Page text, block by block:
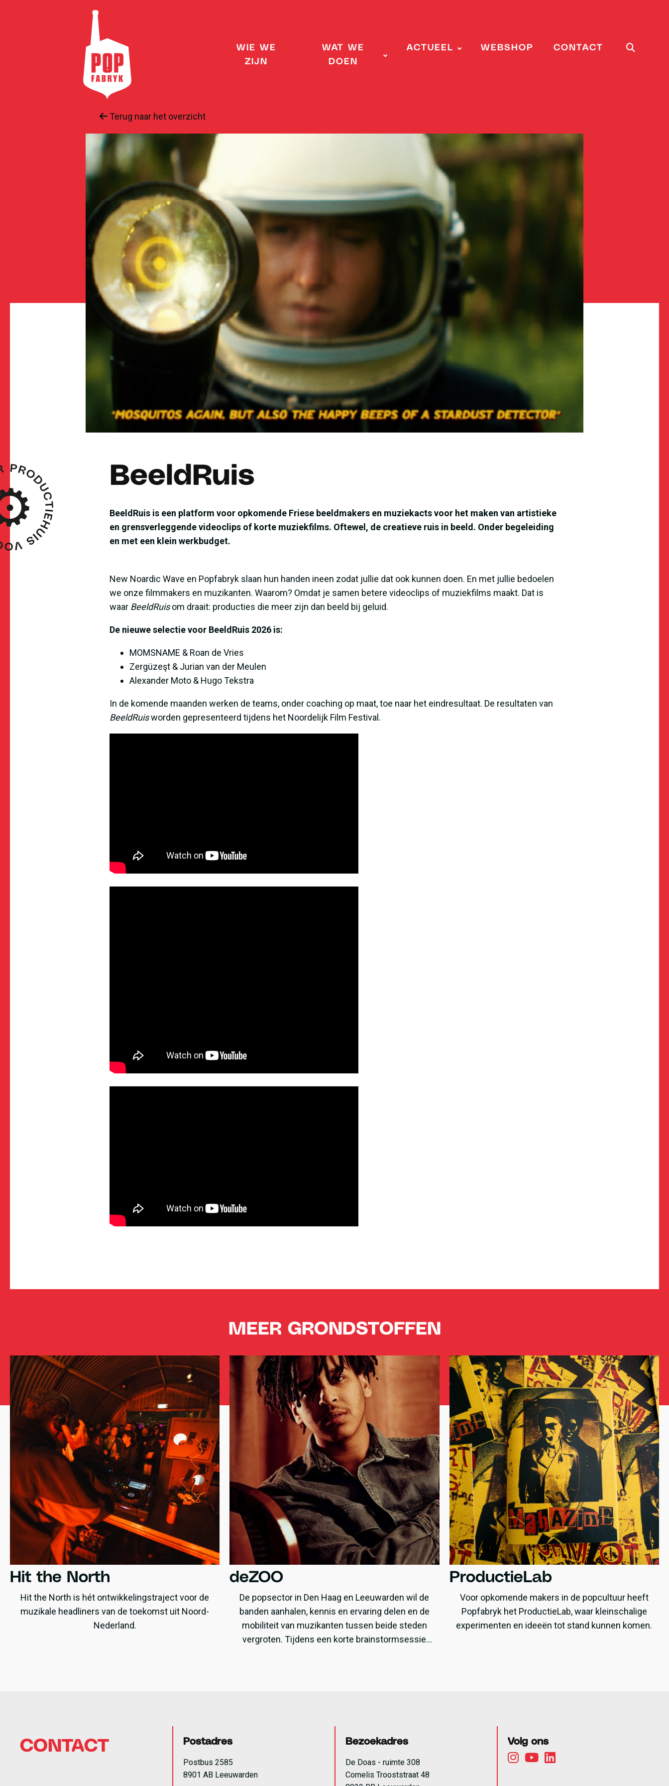
WIE WE
ZIJN
WAT WE
DOEN
ACTUEEL WEBSHOP CONTACT
Terug naar het overzicht
BeeldRuis
BeeldRuis is een platform voor opkomende Friese beeldmakers en muziekacts voor het maken van artistieke
en grensverleggende videoclips of korte muziekfilms. Oftewel, de creatieve ruis in beeld. Onder begeleiding
en met een klein werkbudget.
New Noardic Wave en Popfabryk slaan hun handen ineen zodat jullie dat ook kunnen doen. En met jullie bedoelen
we onze filmmakers en muzikanten. Waarom? Omdat je samen betere videoclips of muziekfilms maakt. Dat is
waar BeeldRuisom draait: producties die meer zijn dan beeld bij geluid.
De nieuwe selectie voor BeeldRuis 2026 is:
MOMSNAME & Roan de Vries
Zergüzeşt & Jurian van der Meulen
Alexander Moto & Hugo Tekstra
In de komende maanden werken de teams, onder coaching op maat, toe naar het eindresultaat. De resultaten van
BeeldRuisworden gepresenteerd tijdens het Noordelijk Film Festival.
MEER GRONDSTOFFEN
Hit the North
Hit the North is hét ontwikkelingstraject voor de
muzikale headliners van de toekomst uit Noord-
Nederland.
deZOO
De popsector in Den Haag en Leeuwarden wil de
banden aanhalen, kennis en ervaring delen en de
mobiliteit van muzikanten tussen beide steden
vergroten. Tijdens een korte brainstormsessie
ProductieLab
Voor opkomende makers in de popcultuur heeft
Popfabryk het ProductieLab, waar kleinschalige
experimenten en ideeën tot stand kunnen komen.
CONTACT Postadres
Postbus 2585
8901 AB Leeuwarden
Bezoekadres
De Doas - ruimte 308
Cornelis Trooststraat 48
Volg ons